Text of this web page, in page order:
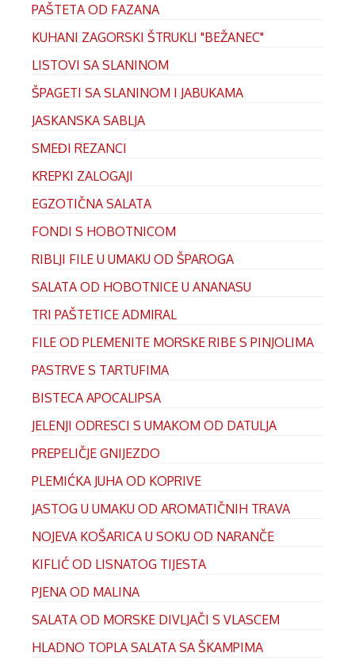
PAŠTETA OD FAZANA
KUHANI ZAGORSKI ŠTRUKLI "BEŽANEC"
LISTOVI SA SLANINOM
ŠPAGETI SA SLANINOM I JABUKAMA
JASKANSKA SABLJA
SMEĐI REZANCI
KREPKI ZALOGAJI
EGZOTIČNA SALATA
FONDI S HOBOTNICOM
RIBLJI FILE U UMAKU OD ŠPAROGA
SALATA OD HOBOTNICE U ANANASU
TRI PAŠTETICE ADMIRAL
FILE OD PLEMENITE MORSKE RIBE S PINJOLIMA
PASTRVE S TARTUFIMA
BISTECA APOCALIPSA
JELENJI ODRESCI S UMAKOM OD DATULJA
PREPELIČJE GNIJEZDO
PLEMIĆKA JUHA OD KOPRIVE
JASTOG U UMAKU OD AROMATIČNIH TRAVA
NOJEVA KOŠARICA U SOKU OD NARANČE
KIFLIĆ OD LISNATOG TIJESTA
PJENA OD MALINA
SALATA OD MORSKE DIVLJAČI S VLASCEM
HLADNO TOPLA SALATA SA ŠKAMPIMA